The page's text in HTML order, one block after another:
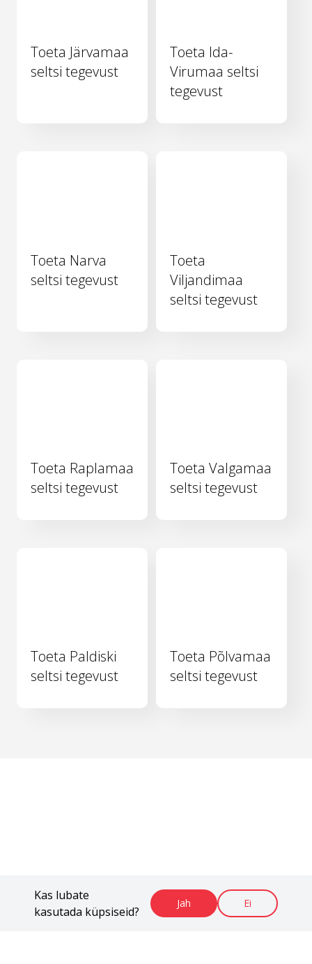
Kas lubate
kasutada küpsiseid?
Jah Ei
Toeta Järvamaa
seltsi tegevust
Toeta Ida-
Virumaa seltsi
tegevust
Toeta Narva
seltsi tegevust
Toeta
Viljandimaa
seltsi tegevust
Toeta Raplamaa
seltsi tegevust
Toeta Valgamaa
seltsi tegevust
Toeta Paldiski
seltsi tegevust
Toeta Põlvamaa
seltsi tegevust